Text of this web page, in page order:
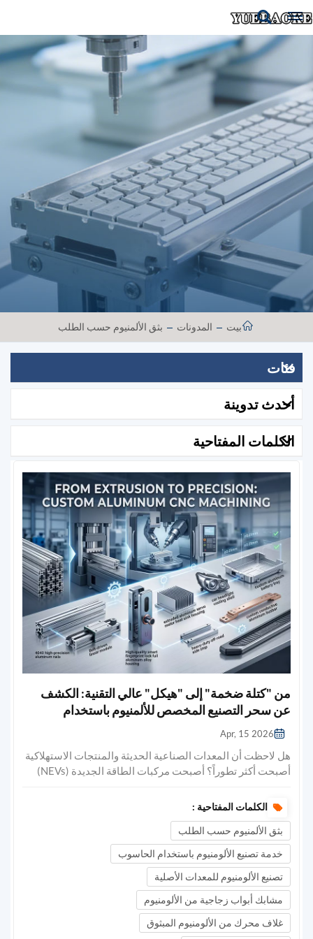
بيت المدونات بثق الألمنيوم حسب الطلب
فئات
أحدث تدوينة
الكلمات المفتاحية
من "كتلة ضخمة" إلى "هيكل" عالي التقنية: الكشف
عن سحر التصنيع المخصص للألمنيوم باستخدام
الحاسوب
Apr, 15 2026
هل لاحظت أن المعدات الصناعية الحديثة والمنتجات الاستهلاكية
أصبحت أكثر تطوراً؟ أصبحت مركبات الطاقة الجديدة (NEVs)
ثلاثية الأبعاد في المصانع بشكل أسرع مع الحفاظ على متانتها؛
معدنية فاخرة. وراء كل هذه الابتكارات يكمن الدور الداعم الذهبي
للصناعة الحديثة: سبائك الألومنيوملكن ما قد لا تعرفه هو أنه لكي
يتحول مقطع الألمنيوم المبثوق القياسي إلى مكون متكامل
بسلاسة، يجب أن يخضع لعملية "تجديد" سحرية.تشكيل قطاعات
الألمنيوم باستخدام آلات CNC. دعونا اليوم نتعمق في سبب
أهمية هذه الحرفية. جوهر السحر: تحويل "شبه" إلى "دقة
مطلقة"في عمليات التصنيع التقليدية، تُعدّ التفاوتات الطفيفة
الكلمات المفتاحية :
بثق الألمنيوم حسب الطلب
خدمة تصنيع الألومنيوم باستخدام الحاسوب
تصنيع الألومنيوم للمعدات الأصلية
مشابك أبواب زجاجية من الألومنيوم
غلاف محرك من الألومنيوم المبثوق